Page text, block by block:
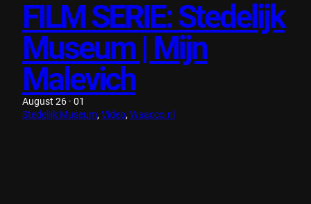
FILM SERIE: Stedelijk
Museum | Mijn
Malevich
August 26 · 01
Stedelijk Museum, Video, Waacco.nl